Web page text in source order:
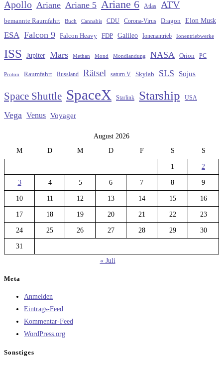
Apollo Ariane Ariane 5 Ariane 6 Atlas ATV
bemannte Raumfahrt Buch Cannabis CDU Corona-Virus Dragon Elon Musk
ESA Falcon 9 Falcon Heavy FDP Galileo Ionenantrieb Ionentriebwerke
ISS Jupiter Mars Methan Mond Mondlandung NASA Orion PC
Proton Raumfahrt Russland Rätsel saturn V Skylab SLS Sojus
Space Shuttle SpaceX Starlink Starship USA
Vega Venus Voyager
August 2026
M
D M D F S S
1 2
3 4 5 6 7 8 9
10 11 12 13 14 15 16
17 18 19 20 21 22 23
24 25 26 27 28 29 30
31
« Juli
Meta
Anmelden
Eintrags-Feed
Kommentar-Feed
WordPress.org
Sonstiges